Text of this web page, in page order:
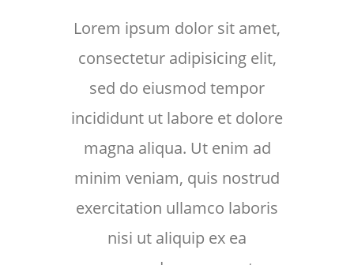
Lorem ipsum dolor sit amet,
consectetur adipisicing elit,
sed do eiusmod tempor
incididunt ut labore et dolore
magna aliqua. Ut enim ad
minim veniam, quis nostrud
exercitation ullamco laboris
nisi ut aliquip ex ea